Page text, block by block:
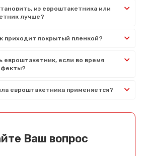
из евроштакетника или
лучше?
приходит покрытый пленкой?
евроштакетник, если во время
евроштакетника применяется?
Ваш вопрос